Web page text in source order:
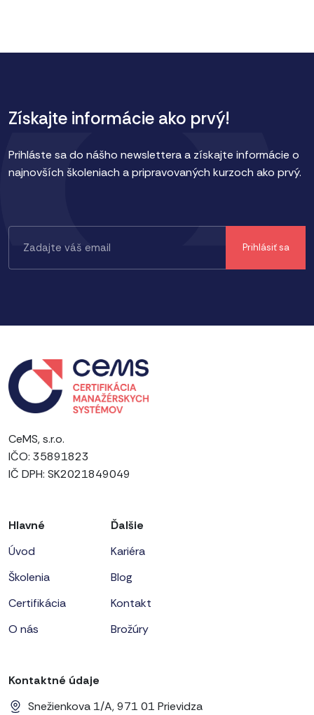
Získajte informácie ako prvý!
Prihláste sa do nášho newslettera a získajte informácie o
najnovších školeniach a pripravovaných kurzoch ako prvý.
CeMS, s.r.o.
IČO: 35891823
IČ DPH: SK2021849049
Hlavné
Úvod
Školenia
Certifikácia
O nás
Ďalšie
Kariéra
Blog
Kontakt
Brožúry
Kontaktné údaje
Snežienkova 1/A, 971 01 Prievidza